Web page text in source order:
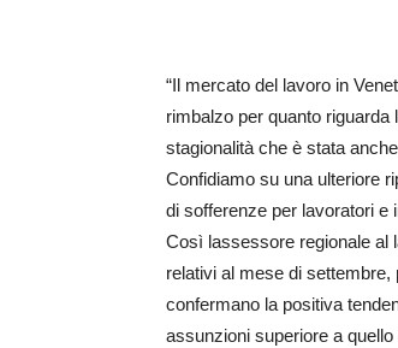
“Il mercato del lavoro in
rimbalzo per quanto
stagionalità che è stata
Confidiamo su una ulteriore
di sofferenze per lavoratori e
Così lassessore regionale al
relativi al mese di
confermano la positiva
assunzioni superiore a